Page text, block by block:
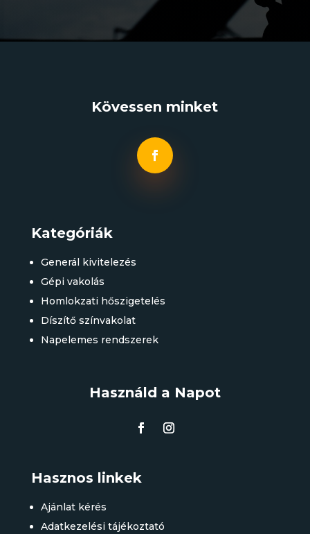
Kövessen minket
Kategóriák
Generál kivitelezés
Gépi vakolás
Homlokzati hőszigetelés
Díszítő színvakolat
Napelemes rendszerek
Használd a Napot
Hasznos linkek
Ajánlat kérés
Adatkezelési tájékoztató